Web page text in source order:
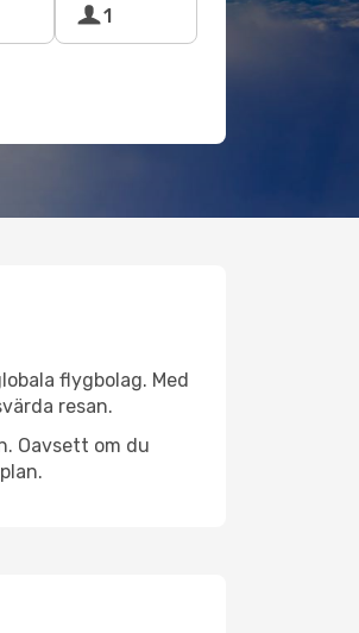
1
flygbolag. Med
resan.
Oavsett om du